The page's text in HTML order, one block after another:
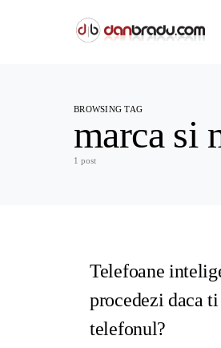
BROWSING TAG
marca si
1 post
Telefoane
procedezi daca
telefonul?